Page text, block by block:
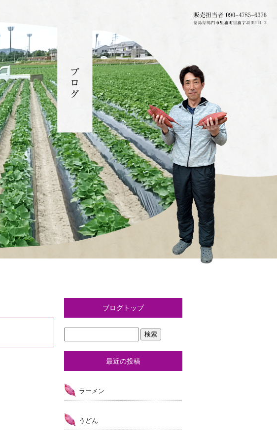
ブログトップ
最近の投稿
ラーメン
うどん